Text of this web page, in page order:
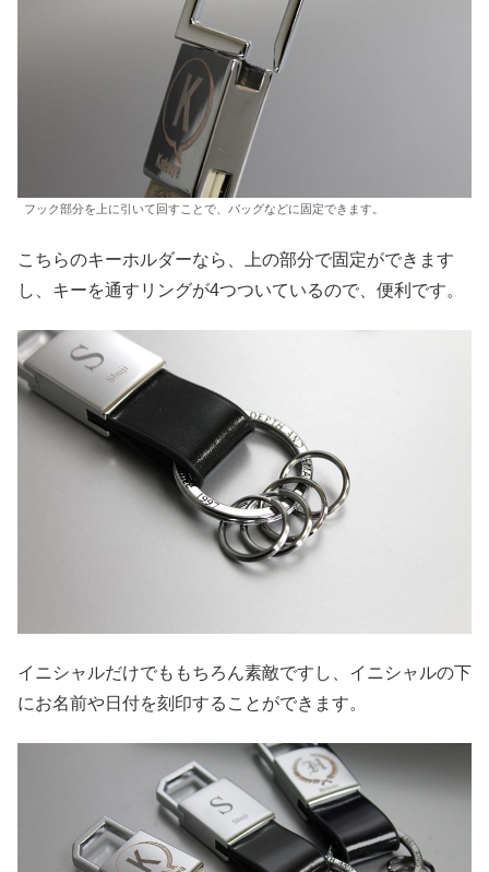
フック部分を上に引いて回すことで、バッグなどに固定できます。
こちらのキーホルダーなら、上の部分で固定ができます
し、キーを通すリングが4つついているので、便利です。
イニシャルだけでももちろん素敵ですし、イニシャルの下
にお名前や日付を刻印することができます。